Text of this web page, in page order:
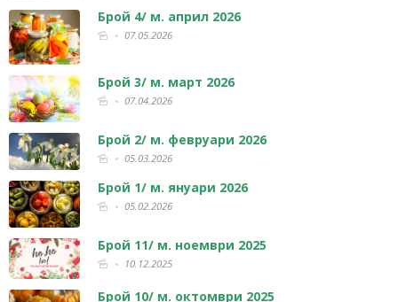
Брой 4/ м. април 2026
07.05.2026
Брой 3/ м. март 2026
07.04.2026
Брой 2/ м. февруари 2026
05.03.2026
Брой 1/ м. януари 2026
05.02.2026
Брой 11/ м. ноември 2025
10.12.2025
Брой 10/ м. октомври 2025